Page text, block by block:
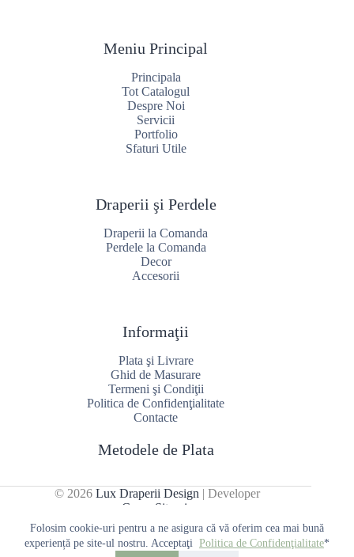
Folosim cookie-uri pentru a ne asigura că vă oferim cea mai bună
experiență pe site-ul nostru. Acceptaţi Politica de Confidenţialitate*
Meniu Principal
Principala
Tot Catalogul
Despre Noi
Servicii
Portfolio
Sfaturi Utile
Draperii şi Perdele
Draperii la Comanda
Perdele la Comanda
Decor
Accesorii
Informaţii
Plata şi Livrare
Ghid de Masurare
Termeni şi Condiţii
Politica de Confidenţialitate
Contacte
Metodele de Plata
© 2026Lux Draperii Design | Developer
CreareSiteuri